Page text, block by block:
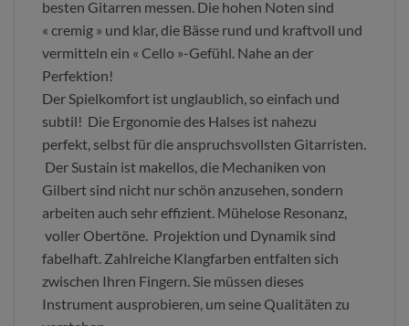
besten Gitarren messen. Die hohen Noten sind
« cremig » und klar, die Bässe rund und kraftvoll und
vermitteln ein « Cello »-Gefühl. Nahe an der
Perfektion!
Der Spielkomfort ist unglaublich, so einfach und
subtil! Die Ergonomie des Halses ist nahezu
perfekt, selbst für die anspruchsvollsten Gitarristen.
Der Sustain ist makellos, die Mechaniken von
Gilbert sind nicht nur schön anzusehen, sondern
arbeiten auch sehr effizient. Mühelose Resonanz,
voller Obertöne. Projektion und Dynamik sind
fabelhaft. Zahlreiche Klangfarben entfalten sich
zwischen Ihren Fingern. Sie müssen dieses
Instrument ausprobieren, um seine Qualitäten zu